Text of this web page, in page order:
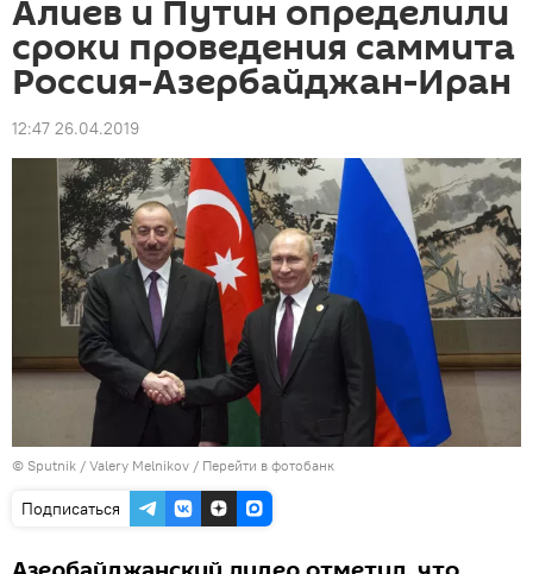
Алиев и Путин определили
сроки проведения саммита
Россия-Азербайджан-Иран
12:47 26.04.2019
© Sputnik / Valery Melnikov / Перейти в фотобанк
Подписаться